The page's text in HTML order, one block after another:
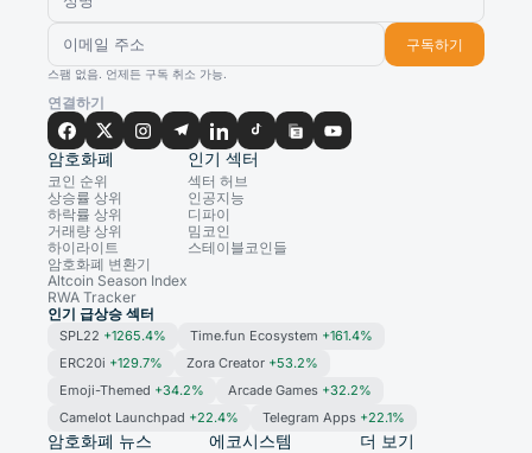
구독하기
스팸 없음. 언제든 구독 취소 가능.
연결하기
암호화폐
코인 순위
상승률 상위
하락률 상위
거래량 상위
하이라이트
암호화폐 변환기
Altcoin Season Index
RWA Tracker
인기 섹터
섹터 허브
인공지능
디파이
밈코인
스테이블코인들
인기 급상승 섹터
SPL22 +1265.4% Time.fun Ecosystem +161.4%
ERC20i +129.7% Zora Creator +53.2%
Emoji-Themed +34.2% Arcade Games +32.2%
Camelot Launchpad +22.4% Telegram Apps +22.1%
암호화폐 뉴스 에코시스템 더 보기